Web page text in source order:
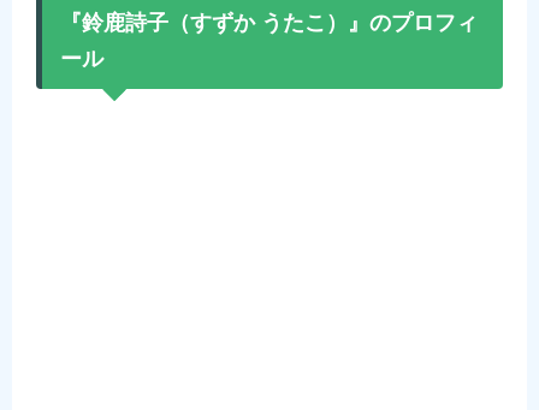
『鈴鹿詩子（すずか うたこ）』のプロフィ
ール